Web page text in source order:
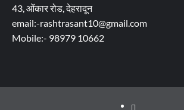
43, ओंकार रोड, देहरादून
email:-rashtrasant10@gmail.com
Mobile:- 98979 10662
About